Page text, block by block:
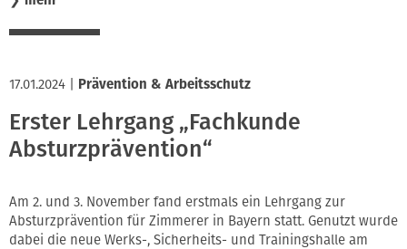
17.01.2024 Prävention & Arbeitsschutz
Erster Lehrgang „Fachkunde
Absturzprävention“
Am 2. und 3. November fand erstmals ein Lehrgang zur
Absturzprävention für Zimmerer in Bayern statt. Genutzt wurde
dabei die neue Werks-, Sicherheits- und Trainingshalle am